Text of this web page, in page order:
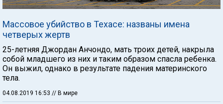
Массовое убийство в Техасе: названы имена
четверых жертв
25-летняя Джордан Анчондо, мать троих детей, накрыла
собой младшего из них и таким образом спасла ребенка.
Он выжил, однако в результате падения материнского
тела.
04.08.2019 16:53 // В мире